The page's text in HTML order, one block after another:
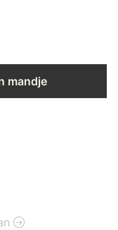
mandje